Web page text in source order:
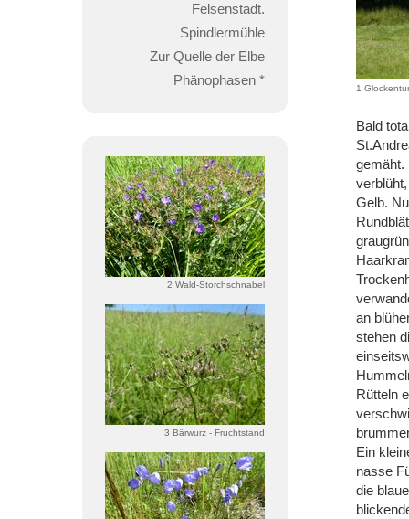
Felsenstadt.
Spindlermühle
Zur Quelle der Elbe
Phänophasen *
2 Wald-Storchschnabel
3 Bärwurz - Fruchtstand
1
Bald
gemäht.
Gelb.
an
stehen
Rütteln
Ein
nasse
die